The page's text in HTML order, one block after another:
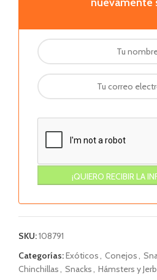
SKU:108791
Categorías:Exóticos, Conejos,
Chinchillas, Snacks, Hámsters y